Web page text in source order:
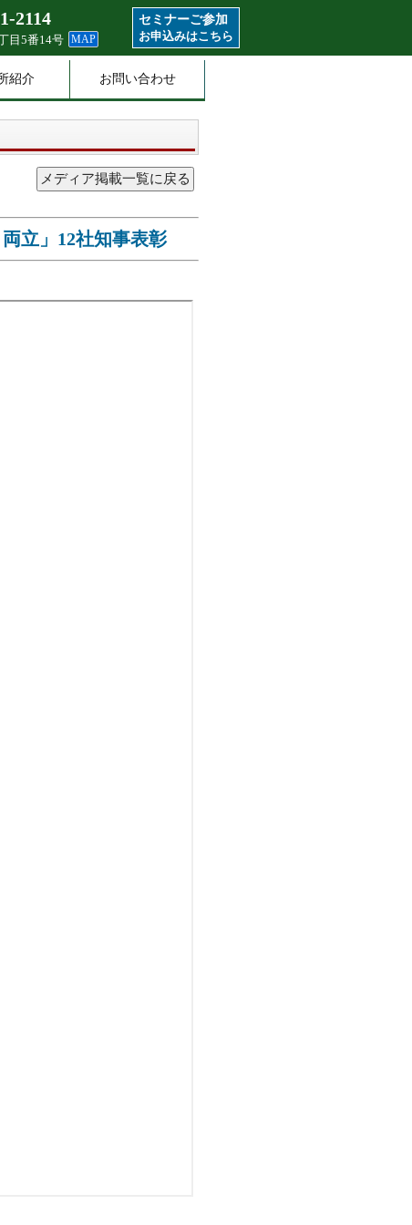
2114
目5番14号 MAP
セミナーご参加
お申込みはこちら
紹介 お問い合わせ
立」12社知事表彰